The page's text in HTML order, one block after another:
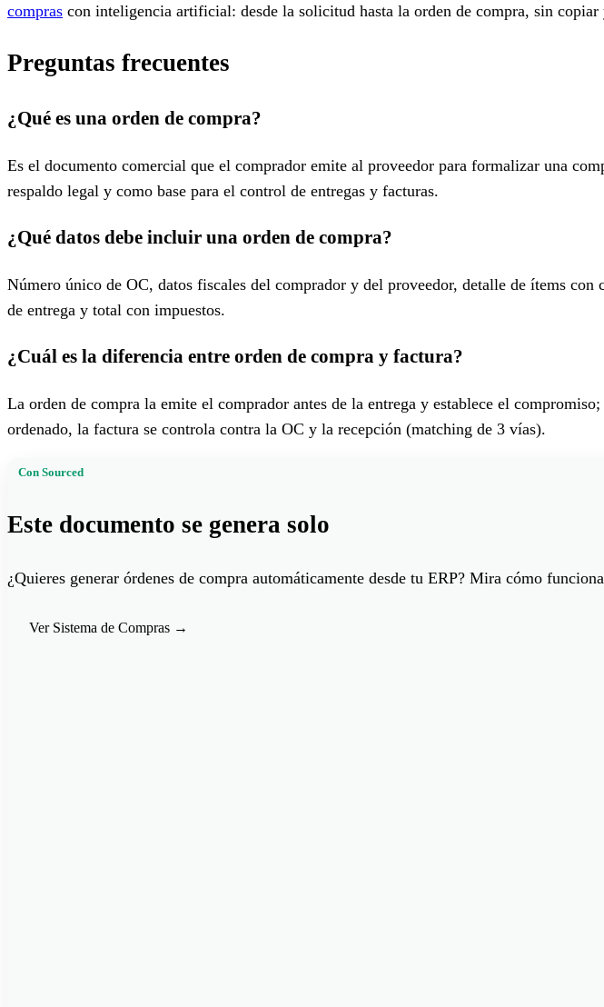
compras con inteligencia artificial: desde la solicitud hasta la orden de compra, sin copiar
Preguntas frecuentes
¿Qué es una orden de compra?
Es el documento comercial que el comprador emite al proveedor para formalizar una
respaldo legal y como base para el control de entregas y facturas.
¿Qué datos debe incluir una orden de compra?
Número único de OC, datos fiscales del comprador y del proveedor, detalle de ítems
de entrega y total con impuestos.
¿Cuál es la diferencia entre orden de compra y factura?
La orden de compra la emite el comprador antes de la entrega y establece el
ordenado, la factura se controla contra la OC y la recepción (matching de 3 vías).
Con Sourced
Este documento se genera solo
¿Quieres generar órdenes de compra automáticamente desde tu ERP? Mira cómo
Ver Sistema de Compras →